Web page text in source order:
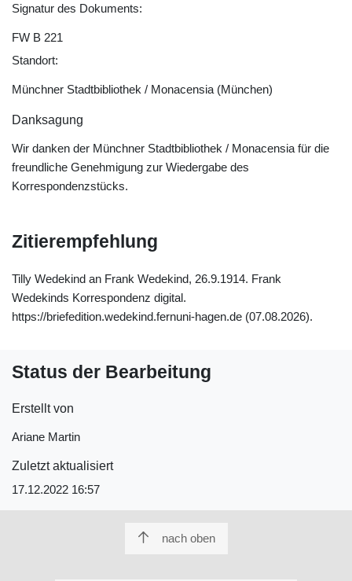
Signatur des Dokuments:
FW B 221
Standort:
Münchner Stadtbibliothek / Monacensia (München)
Danksagung
Wir danken der Münchner Stadtbibliothek / Monacensia für die
freundliche Genehmigung zur Wiedergabe des
Korrespondenzstücks.
Zitierempfehlung
Tilly Wedekind an Frank Wedekind, 26.9.1914. Frank
Wedekinds Korrespondenz digital.
https://briefedition.wedekind.fernuni-hagen.de (07.08.2026).
Status der Bearbeitung
Erstellt von
Ariane Martin
Zuletzt aktualisiert
17.12.2022 16:57
nach oben